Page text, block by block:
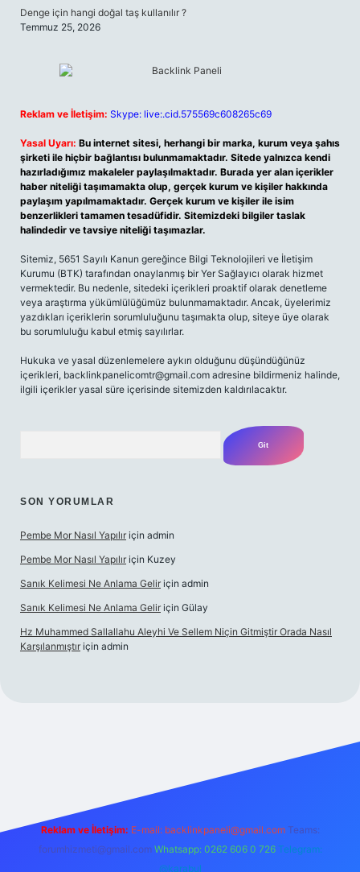
Denge için hangi doğal taş kullanılır ?
Temmuz 25, 2026
Reklam ve İletişim: Skype: live:.cid.575569c608265c69
Yasal Uyarı: Bu internet sitesi, herhangi bir marka, kurum veya şahıs
şirketi ile hiçbir bağlantısı bulunmamaktadır. Sitede yalnızca kendi
hazırladığımız makaleler paylaşılmaktadır. Burada yer alan içerikler
haber niteliği taşımamakta olup, gerçek kurum ve kişiler hakkında
paylaşım yapılmamaktadır. Gerçek kurum ve kişiler ile isim
benzerlikleri tamamen tesadüfidir. Sitemizdeki bilgiler taslak
halindedir ve tavsiye niteliği taşımazlar.
Sitemiz, 5651 Sayılı Kanun gereğince Bilgi Teknolojileri ve İletişim
Kurumu (BTK) tarafından onaylanmış bir Yer Sağlayıcı olarak hizmet
vermektedir. Bu nedenle, sitedeki içerikleri proaktif olarak denetleme
veya araştırma yükümlülüğümüz bulunmamaktadır. Ancak, üyelerimiz
yazdıkları içeriklerin sorumluluğunu taşımakta olup, siteye üye olarak
bu sorumluluğu kabul etmiş sayılırlar.
Hukuka ve yasal düzenlemelere aykırı olduğunu düşündüğünüz
içerikleri, backlinkpanelicomtr@gmail.com adresine bildirmeniz halinde,
ilgili içerikler yasal süre içerisinde sitemizden kaldırılacaktır.
SON YORUMLAR
Pembe Mor Nasıl Yapılır için admin
Pembe Mor Nasıl Yapılır için Kuzey
Sanık Kelimesi Ne Anlama Gelir için admin
Sanık Kelimesi Ne Anlama Gelir için Gülay
Hz Muhammed Sallallahu Aleyhi Ve Sellem Niçin Gitmiştir Orada Nasıl
Karşılanmıştır için admin
Reklam ve İletişim: E-mail: backlinkpaneli@gmail.com Teams:
forumhizmeti@gmail.com Whatsapp: 0262 606 0 726 Telegram:
@karabul